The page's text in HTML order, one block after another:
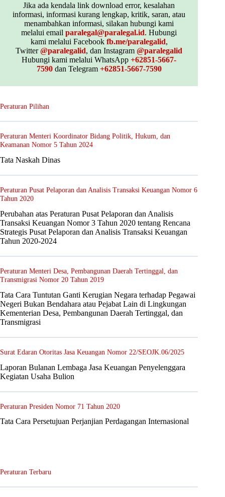
Jika ada kendala link download error, kesalahan
informasi, informasi kurang lengkap, kritik, saran, atau
menambahkan informasi, silakan hubungi kami
melalui emailparalegal@paralegal.id. Hubungi
kami melalui Facebook fb.me/paralegalid,
Twitter@paralegalid, dan Instagram@paralegalid
Hubungi kami melalui WhatsApp+62851-5667-
7590dan Telegram +62851-5667-7590
Peraturan Pilihan
Peraturan Menteri Koordinator Bidang Politik, Hukum, dan
Keamanan Nomor 5 Tahun 2024
Tata Naskah Dinas
Peraturan Pusat Pelaporan dan Analisis Transaksi Keuangan Nomor 6
Tahun 2020
Perubahan atas Peraturan Pusat Pelaporan dan Analisis
Transaksi Keuangan Nomor 3 Tahun 2020 tentang Rencana
Strategis Pusat Pelaporan dan Analisis Transaksi Keuangan
Tahun 2020-2024
Peraturan Menteri Desa, Pembangunan Daerah Tertinggal, dan
Transmigrasi Nomor 20 Tahun 2019
Tata Cara Tuntutan Ganti Kerugian Negara terhadap Pegawai
Negeri Bukan Bendahara atau Pejabat Lain di Lingkungan
Kementerian Desa, Pembangunan Daerah Tertinggal, dan
Transmigrasi
Surat Edaran Otoritas Jasa Keuangan Nomor 22/SEOJK.06/2025
Laporan Bulanan Lembaga Jasa Keuangan Penyelenggara
Kegiatan Usaha Bulion
Peraturan Presiden Nomor 71 Tahun 2020
Tata Cara Persetujuan Perjanjian Perdagangan Internasional
Peraturan Terbaru